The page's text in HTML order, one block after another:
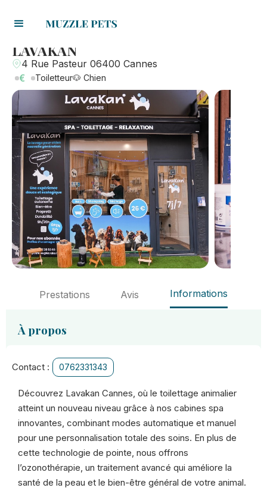
LAVAKAN
4 Rue Pasteur 06400 Cannes
€ Toiletteur🐶 Chien
Prestations Avis Informations
À propos
Contact : 0762331343
Découvrez Lavakan Cannes, où le toilettage animalier
atteint un nouveau niveau grâce à nos cabines spa
innovantes, combinant modes automatique et manuel
pour une personnalisation totale des soins. En plus de
cette technologie de pointe, nous offrons
l’ozonothérapie, un traitement avancé qui améliore la
santé de la peau et le bien-être général de votre animal.